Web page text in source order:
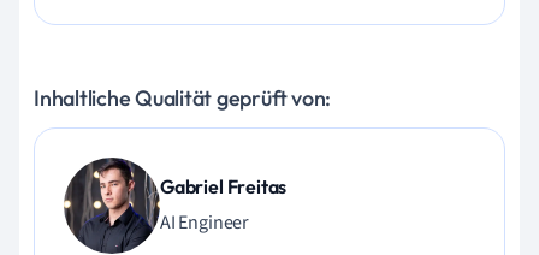
Inhaltliche Qualität geprüft von:
Gabriel Freitas
AI Engineer